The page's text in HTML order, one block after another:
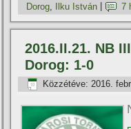
Dorog
Ilku István 7
2016.II.21. NB
Dorog: 1-0
Közzétéve: 2016.